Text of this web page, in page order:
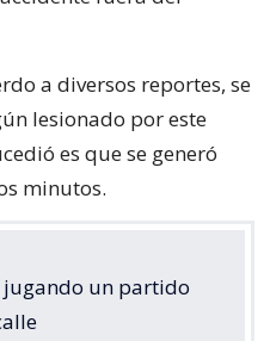
a diversos reportes, se
lesionado por este
es que se generó
minutos.
jugando un partido